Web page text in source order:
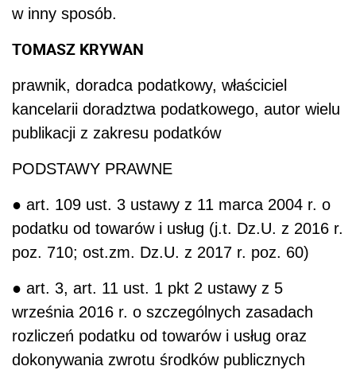
w inny sposób.
TOMASZ KRYWAN
prawnik, doradca podatkowy, właściciel
kancelarii doradztwa podatkowego, autor wielu
publikacji z zakresu podatków
PODSTAWY PRAWNE
● art. 109 ust. 3 ustawy z 11 marca 2004 r. o
podatku od towarów i usług (j.t. Dz.U. z 2016 r.
poz. 710; ost.zm. Dz.U. z 2017 r. poz. 60)
● art. 3, art. 11 ust. 1 pkt 2 ustawy z 5
września 2016 r. o szczególnych zasadach
rozliczeń podatku od towarów i usług oraz
dokonywania zwrotu środków publicznych